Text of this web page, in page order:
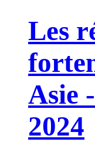
Les
Asie
2024